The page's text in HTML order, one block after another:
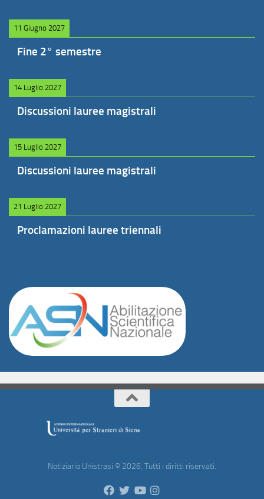
11 Giugno 2027
Fine 2° semestre
14 Luglio 2027
Discussioni lauree magistrali
15 Luglio 2027
Discussioni lauree magistrali
21 Luglio 2027
Proclamazioni lauree triennali
Notiziario Unistrasi © 2026. Tutti i diritti riservati.